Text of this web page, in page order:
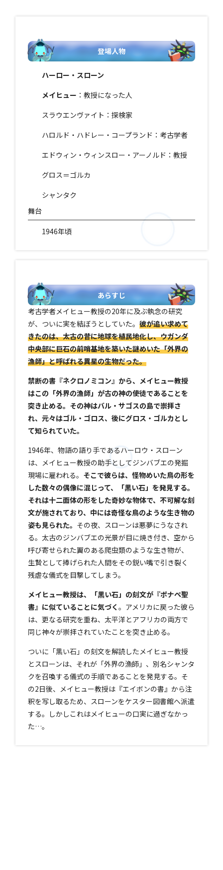
登場人物
ハーロー・スローン
メイヒュー ：教授になった人
スラウエンヴァイト：探検家
ハロルド・ハドレー・コープランド：考古学者
エドウィン・ウィンスロー・アーノルド：教授
グロス＝ゴルカ
シャンタク
舞台
1946年頃
あらすじ
考古学者メイヒュー教授の20年に及ぶ執念の研究
が、ついに実を結ぼうとしていた。彼が追い求めて
きたのは、太古の昔に地球を植民地化し、ウガンダ
中央部に巨石の前哨基地を築いた謎めいた「外界の
漁師」と呼ばれる異星の生物だった。
禁断の書『ネクロノミコン』から、メイヒュー教授
はこの「外界の漁師」が古の神の使徒であることを
突き止める。その神はバル・サゴスの島で崇拝さ
れ、元々はゴル・ゴロス、後にグロス・ゴルカとし
て知られていた。
1946年、物語の語り手であるハーロウ・スローン
は、メイヒュー教授の助手としてジンバブエの発掘
現場に雇われる。 そこで彼らは、怪物めいた鳥の形を
した数々の偶像に混じって、「黒い石」を発見する。
それは十二面体の形をした奇妙な物体で、不可解な刻
文が施されており、中には奇怪な鳥のような生き物の
姿も見られた。 その夜、スローンは悪夢にうなされ
る。太古のジンバブエの光景が目に焼き付き、空から
呼び寄せられた翼のある爬虫類のような生き物が、
生贄として捧げられた人間をその鋭い嘴で引き裂く
残虐な儀式を目撃してしまう。
メイヒュー教授は、「黒い石」の刻文が『ポナペ聖
書』に似ていることに気づく。アメリカに戻った彼ら
は、更なる研究を重ね、太平洋とアフリカの両方で
同じ神々が崇拝されていたことを突き止める。
ついに「黒い石」の刻文を解読したメイヒュー教授
とスローンは、それが「外界の漁師」、別名シャンタ
クを召喚する儀式の手順であることを発見する。そ
の2日後、メイヒュー教授は『エイボンの書』から注
釈を写し取るため、スローンをケスター図書館へ派遣
する。しかしこれはメイヒューの口実に過ぎなかっ
た…。